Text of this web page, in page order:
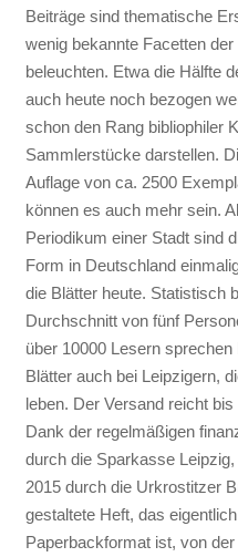
Beiträge sind thematische
wenig bekannte Facetten
beleuchten. Etwa die Hälfte
auch heute noch bezogen
schon den Rang bibliophiler
Sammlerstücke darstellen.
Auflage von ca. 2500
können es auch mehr sein.
Periodikum einer Stadt sind
Form in Deutschland
die Blätter heute. Statistisch
Durchschnitt von fünf
über 10000 Lesern
Blätter auch bei Leipzigern,
leben. Der Versand reicht
Dank der regelmäßigen
durch die Sparkasse
2015 durch die Urkrostitzer
gestaltete Heft, das
Paperbackformat ist, von